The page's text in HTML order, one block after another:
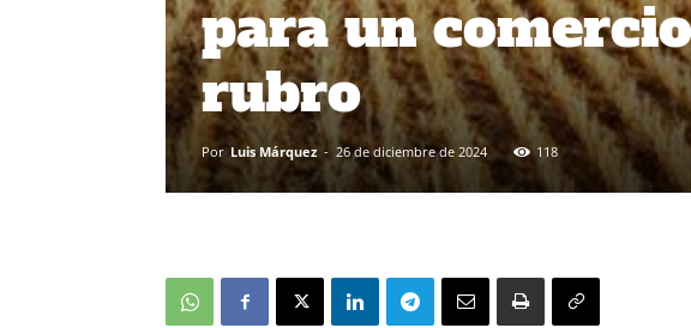
para un
rubro
Por Luis Márquez - 26 de diciembre de 2024 118